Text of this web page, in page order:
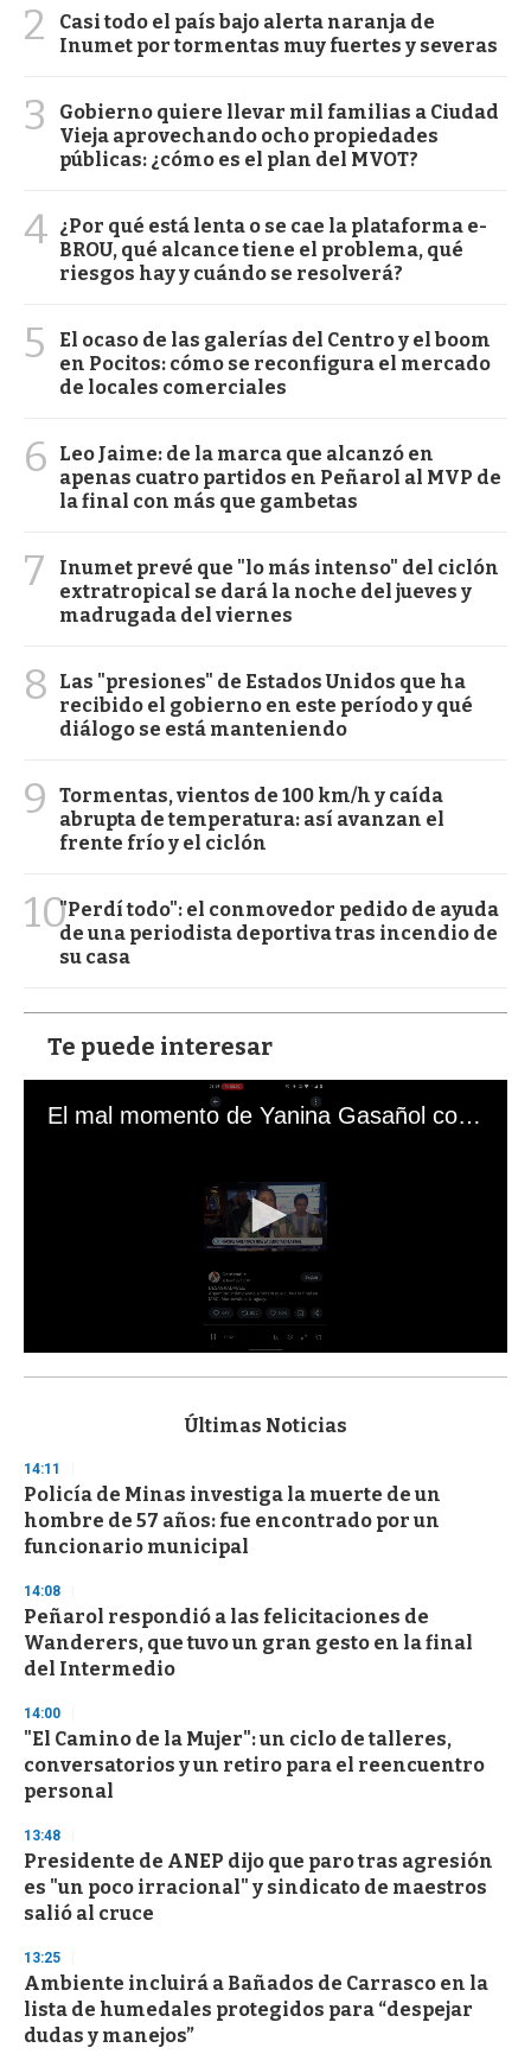
2
Casi todo el país bajo alerta naranja de
Inumet por tormentas muy fuertes y severas
3
Gobierno quiere llevar mil familias a Ciudad
Vieja aprovechando ocho propiedades
públicas: ¿cómo es el plan del MVOT?
4 ¿Por qué está lenta o se cae la plataforma e-
BROU, qué alcance tiene el problema, qué
riesgos hay y cuándo se resolverá?
5
El ocaso de las galerías del Centro y el boom
en Pocitos: cómo se reconfigura el mercado
de locales comerciales
6
Leo Jaime: de la marca que alcanzó en
apenas cuatro partidos en Peñarol al MVP de
la final con más que gambetas
7
Inumet prevé que "lo más intenso" del ciclón
extratropical se dará la noche del jueves y
madrugada del viernes
8
Las "presiones" de Estados Unidos que ha
recibido el gobierno en este período y qué
diálogo se está manteniendo
9
Tormentas, vientos de 100 km/h y caída
abrupta de temperatura: así avanzan el
frente frío y el ciclón
10"Perdí todo": el conmovedor pedido de ayuda
de una periodista deportiva tras incendio de
su casa
Te puede interesar
El mal momento de Yanina Gasañol con un hincha argentino en "Subrayado"
s
d
s
o
f
3
s
e
c
o
n
Últimas Noticias
14:11
Policía de Minas investiga la muerte de un
hombre de 57 años: fue encontrado por un
funcionario municipal
14:08
Peñarol respondió a las felicitaciones de
Wanderers, que tuvo un gran gesto en la final
del Intermedio
14:00
"El Camino de la Mujer": un ciclo de talleres,
conversatorios y un retiro para el reencuentro
personal
13:48
Presidente de ANEP dijo que paro tras agresión
es "un poco irracional" y sindicato de maestros
salió al cruce
13:25
Ambiente incluirá a Bañados de Carrasco en la
lista de humedales protegidos para “despejar
dudas y manejos”